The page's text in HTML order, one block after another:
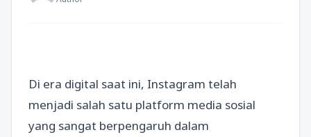
Di era digital saat ini, Instagram telah
menjadi salah satu platform media sosial
yang sangat berpengaruh dalam